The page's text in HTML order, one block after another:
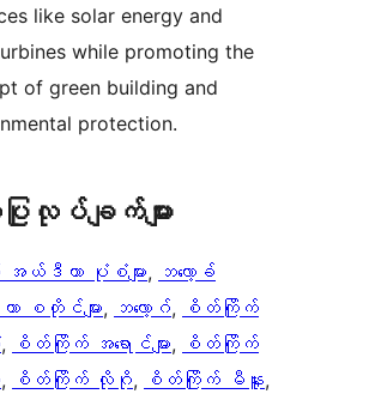
like solar energy and
while promoting the
of green building and
protection.
ြု​လုပ်​ချက်​များ
အယ်ဒီတာ ပုံစံများ, ဘလော့ခ်
စတိုင်များ, ဘလော့ဂ်,
စိတ်ကြိုက်
, စိတ်ကြိုက် အရောင်များ,
စိတ်ကြိုက်
, စိတ်ကြိုက် လိုဂို, စိတ်ကြိုက် မီနူး